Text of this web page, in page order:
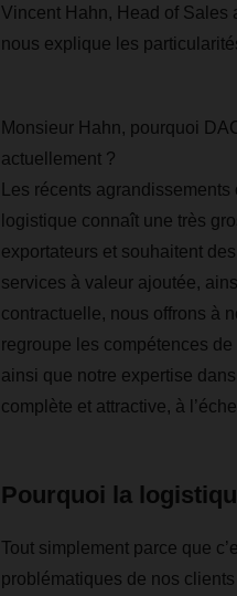
Vincent Hahn, Head of Sales
nous explique les
Monsieur Hahn, pourquoi
actuellement ?
Les récents
logistique connaît une très
exportateurs et souhaitent
services à valeur ajoutée,
contractuelle, nous offrons à
regroupe les compétences
ainsi que notre expertise
complète et attractive, à
Pourquoi la
Tout simplement parce que
problématiques de nos